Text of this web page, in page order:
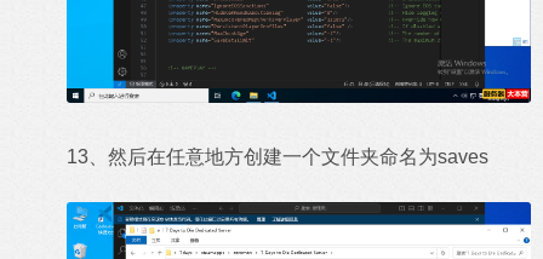
13、然后在任意地方创建一个文件夹命名为saves